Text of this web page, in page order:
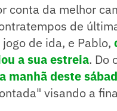
conta da melhor
de
de ida, e Pablo,
a sua estreia. Do
manhã deste
visando a